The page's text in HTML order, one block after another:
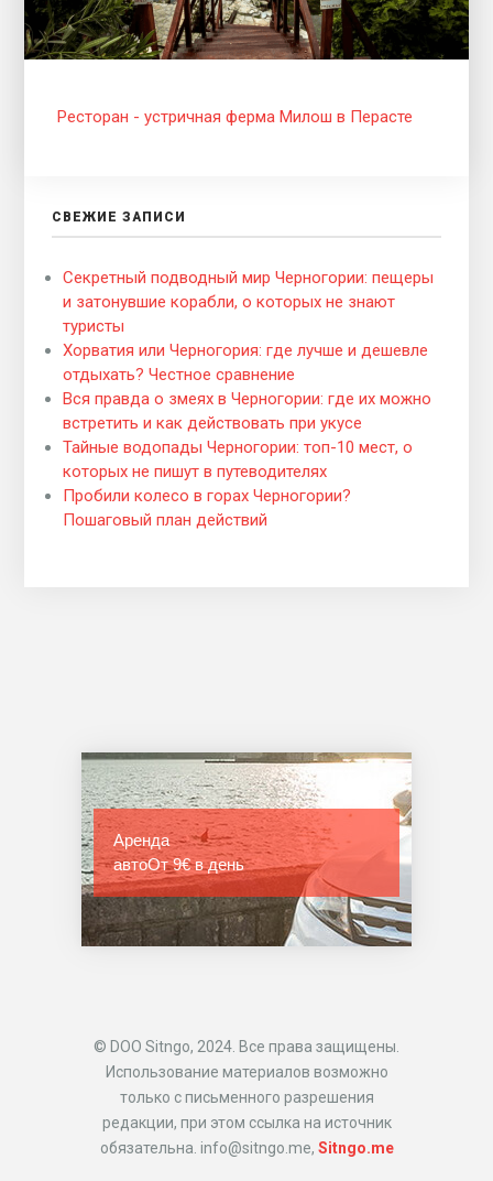
Ресторан - устричная ферма Милош в Перасте
СВЕЖИЕ ЗАПИСИ
Секретный подводный мир Черногории: пещеры
и затонувшие корабли, о которых не знают
туристы
Хорватия или Черногория: где лучше и дешевле
отдыхать? Честное сравнение
Вся правда о змеях в Черногории: где их можно
встретить и как действовать при укусе
Тайные водопады Черногории: топ-10 мест, о
которых не пишут в путеводителях
Пробили колесо в горах Черногории?
Пошаговый план действий
Аренда
автоОт 9€ в день
© DOO Sitngo, 2024. Все права защищены.
Использование материалов возможно
только с письменного разрешения
редакции, при этом ссылка на источник
обязательна. info@sitngo.me, Sitngo.me